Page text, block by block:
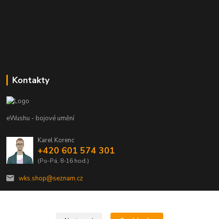
Kontakty
eWushu - bojové umění
Karel Korenc
+420 601 574 301
(Po-Pá, 8-16 hod.)
wks.shop@seznam.cz